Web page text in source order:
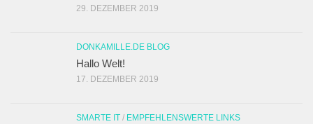
29. DEZEMBER 2019
DONKAMILLE.DE BLOG
Hallo Welt!
17. DEZEMBER 2019
SMARTE IT / EMPFEHLENSWERTE LINKS